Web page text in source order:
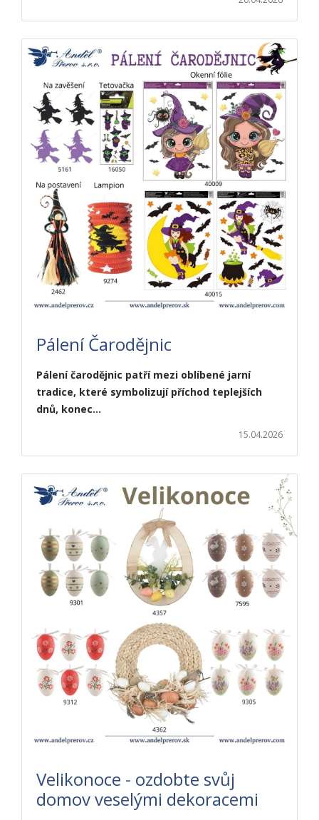
Pálení Čarodějnic
Pálení čarodějnic patří mezi oblíbené jarní
tradice, které symbolizují příchod teplejších
dnů, konec…
15.04.2026
Velikonoce - ozdobte svůj
domov veselými dekoracemi